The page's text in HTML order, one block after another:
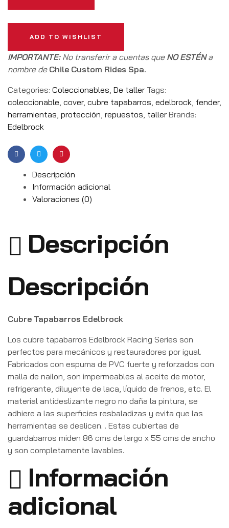
ADD TO WISHLIST
IMPORTANTE: No transferir a cuentas que NO ESTÉNa
nombre de Chile Custom Rides Spa.
Categories: Coleccionables, De taller Tags:
coleccionable, cover, cubre tapabarros, edelbrock, fender,
herramientas, protección, repuestos, taller Brands:
Edelbrock
FacebookTwitterEmail
Descripción
Información adicional
Valoraciones (0)
Descripción
Descripción
Cubre Tapabarros Edelbrock
Los cubre tapabarros Edelbrock Racing Series son
perfectos para mecánicos y restauradores por igual.
Fabricados con espuma de PVC fuerte y reforzados con
malla de nailon, son impermeables al aceite de motor,
refrigerante, diluyente de laca, líquido de frenos, etc. El
material antideslizante negro no daña la pintura, se
adhiere a las superficies resbaladizas y evita que las
herramientas se deslicen. . Estas cubiertas de
guardabarros miden 86 cms de largo x 55 cms de ancho
y son completamente lavables.
Información
adicional